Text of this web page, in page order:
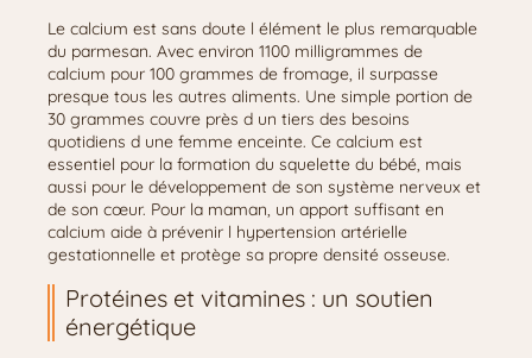
Le calcium est sans doute l élément le plus remarquable
du parmesan. Avec environ 1100 milligrammes de
calcium pour 100 grammes de fromage, il surpasse
presque tous les autres aliments. Une simple portion de
30 grammes couvre près d un tiers des besoins
quotidiens d une femme enceinte. Ce calcium est
essentiel pour la formation du squelette du bébé, mais
aussi pour le développement de son système nerveux et
de son cœur. Pour la maman, un apport suffisant en
calcium aide à prévenir l hypertension artérielle
gestationnelle et protège sa propre densité osseuse.
Protéines et vitamines : un soutien
énergétique